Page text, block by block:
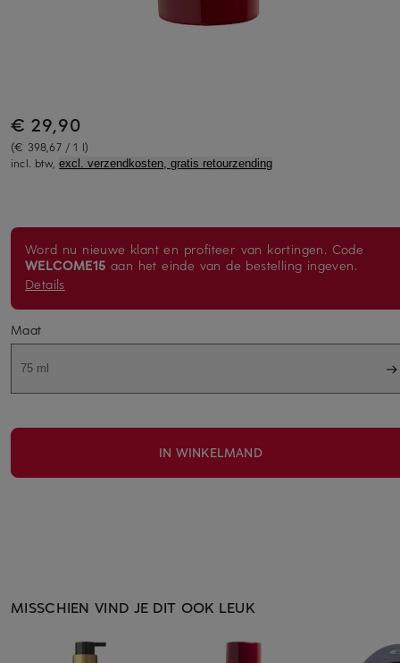
€ 29,90
(€ 398,67 / 1 l)
incl. btw,excl. verzendkosten, gratis retourzending
Word nu nieuwe klant en profiteer van kortingen. Code
WELCOME15 aan het einde van de bestelling ingeven.
Details
Maat
75 ml
IN WINKELMAND
MISSCHIEN VIND JE DIT OOK LEUK